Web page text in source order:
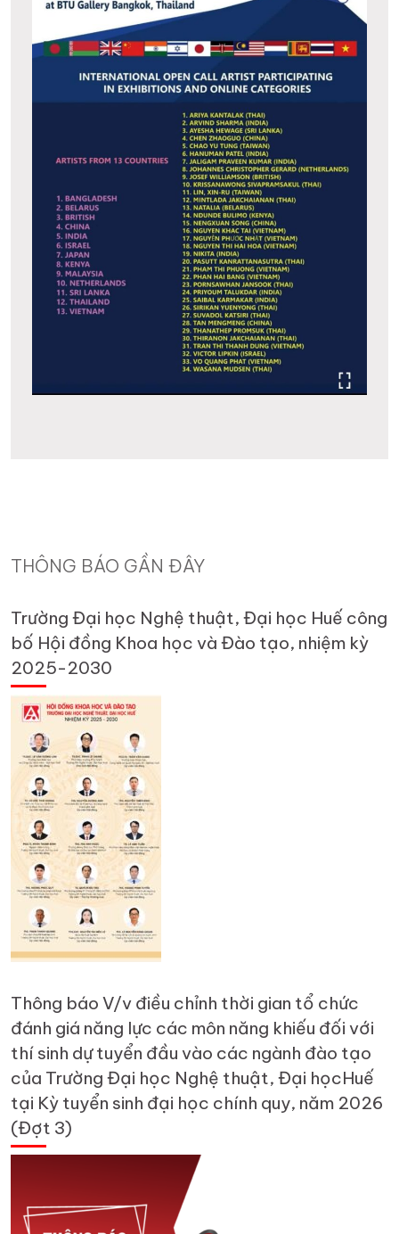
THÔNG BÁO GẦN ĐÂY
Trường Đại học Nghệ thuật, Đại học Huế công
bố Hội đồng Khoa học và Đào tạo, nhiệm kỳ
2025-2030
Thông báo V/v điều chỉnh thời gian tổ chức
đánh giá năng lực các môn năng khiếu đối với
thí sinh dự tuyển đầu vào các ngành đào tạo
của Trường Đại học Nghệ thuật, Đại họcHuế
tại Kỳ tuyển sinh đại học chính quy, năm 2026
(Đợt 3)